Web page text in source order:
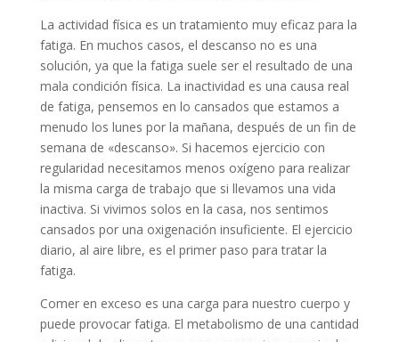
La actividad física es un tratamiento muy eficaz para la
fatiga. En muchos casos, el descanso no es una
solución, ya que la fatiga suele ser el resultado de una
mala condición física. La inactividad es una causa real
de fatiga, pensemos en lo cansados ​​que estamos a
menudo los lunes por la mañana, después de un fin de
semana de «descanso». Si hacemos ejercicio con
regularidad necesitamos menos oxígeno para realizar
la misma carga de trabajo que si llevamos una vida
inactiva. Si vivimos solos en la casa, nos sentimos
cansados ​​por una oxigenación insuficiente. El ejercicio
diario, al aire libre, es el primer paso para tratar la
fatiga.
Comer en exceso es una carga para nuestro cuerpo y
puede provocar fatiga. El metabolismo de una cantidad